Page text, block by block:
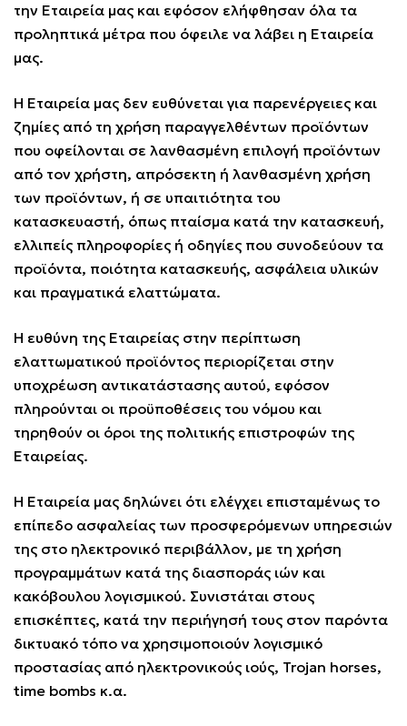
την Εταιρεία μας και εφόσον ελήφθησαν όλα τα
προληπτικά μέτρα που όφειλε να λάβει η Εταιρεία
μας.
Η Εταιρεία μας δεν ευθύνεται για παρενέργειες και
ζημίες από τη χρήση παραγγελθέντων προϊόντων
που οφείλονται σε λανθασμένη επιλογή προϊόντων
από τον χρήστη, απρόσεκτη ή λανθασμένη χρήση
των προϊόντων, ή σε υπαιτιότητα του
κατασκευαστή, όπως πταίσμα κατά την κατασκευή,
ελλιπείς πληροφορίες ή οδηγίες που συνοδεύουν τα
προϊόντα, ποιότητα κατασκευής, ασφάλεια υλικών
και πραγματικά ελαττώματα.
Η ευθύνη της Εταιρείας στην περίπτωση
ελαττωματικού προϊόντος περιορίζεται στην
υποχρέωση αντικατάστασης αυτού, εφόσον
πληρούνται οι προϋποθέσεις του νόμου και
τηρηθούν οι όροι της πολιτικής επιστροφών της
Εταιρείας.
Η Εταιρεία μας δηλώνει ότι ελέγχει επισταμένως το
επίπεδο ασφαλείας των προσφερόμενων υπηρεσιών
της στο ηλεκτρονικό περιβάλλον, με τη χρήση
προγραμμάτων κατά της διασποράς ιών και
κακόβουλου λογισμικού. Συνιστάται στους
επισκέπτες, κατά την περιήγησή τους στον παρόντα
δικτυακό τόπο να χρησιμοποιούν λογισμικό
προστασίας από ηλεκτρονικούς ιούς, Trojan horses,
time bombs κ.α.